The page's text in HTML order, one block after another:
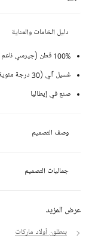
عرض المزيد
بنطلون أولاد ماركات
دليل الخامات والعناية
100% قطن (جيرسي ناعم ومتوسط الوزن)
غسيل آلي (30 درجة مئوية)
صنع في إيطاليا
وصف التصميم
جماليات التصميم